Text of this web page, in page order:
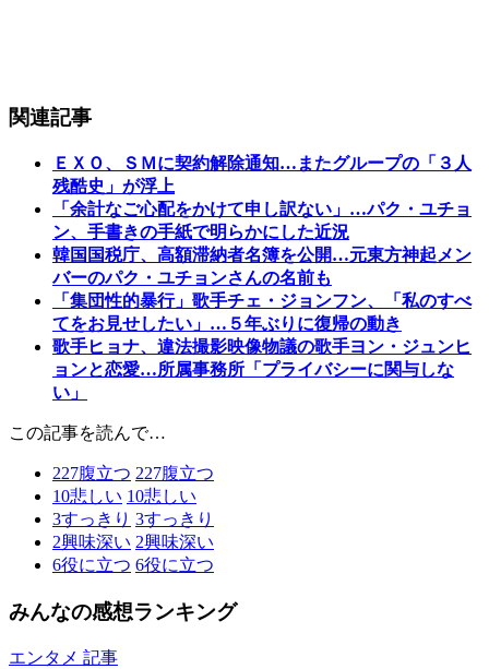
関連記事
ＥＸＯ、ＳＭに契約解除通知…またグループの「３人
残酷史」が浮上
「余計なご心配をかけて申し訳ない」…パク・ユチョ
ン、手書きの手紙で明らかにした近況
韓国国税庁、高額滞納者名簿を公開…元東方神起メン
バーのパク・ユチョンさんの名前も
「集団性的暴行」歌手チェ・ジョンフン、「私のすべ
てをお見せしたい」…５年ぶりに復帰の動き
歌手ヒョナ、違法撮影映像物議の歌手ヨン・ジュンヒ
ョンと恋愛…所属事務所「プライバシーに関与しな
い」
この記事を読んで…
227腹立つ 227腹立つ
10悲しい 10悲しい
3すっきり 3すっきり
2興味深い 2興味深い
6役に立つ 6役に立つ
みんなの感想ランキング
エンタメ 記事